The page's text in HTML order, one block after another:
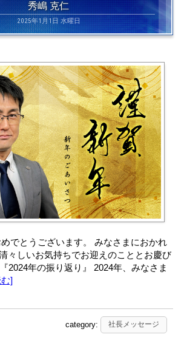
秀嶋 克仁
2025年1月1日 水曜日
でとうございます。 みなさまにおかれ
々しいお気持ちでお迎えのこととお慶び
年の振り返り』 2024年、みなさま
]
category: 社長メッセージ